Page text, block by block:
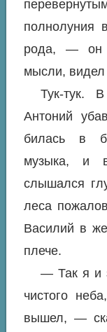
полнолуния
рода, — он
мысли, видел
Тук-тук.
Антоний
билась в
музыка, и
слышался
леса
Василий в
плече.
— Так я и
чистого
вышел, —